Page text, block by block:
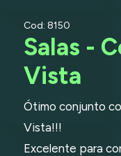
Cod: 8150
Salas -
Vista
Ótimo conjunto
Vista!!!
Excelente para